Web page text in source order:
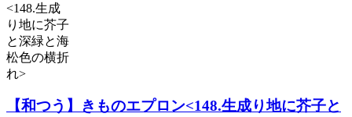
【和つう】きものエプロン<148.生成り地に芥子と